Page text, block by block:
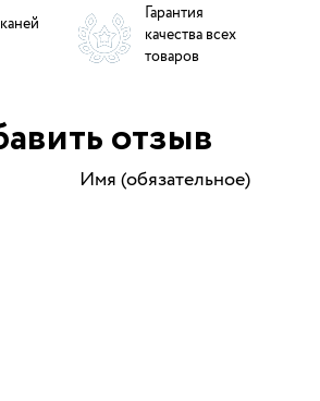
Гарантия
качества всех
товаров
отзыв
Имя (обязательное)